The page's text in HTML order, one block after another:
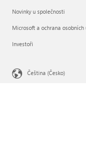
Novinky u společnosti
Microsoft a ochrana osobních
Investoři
Čeština (Česko)